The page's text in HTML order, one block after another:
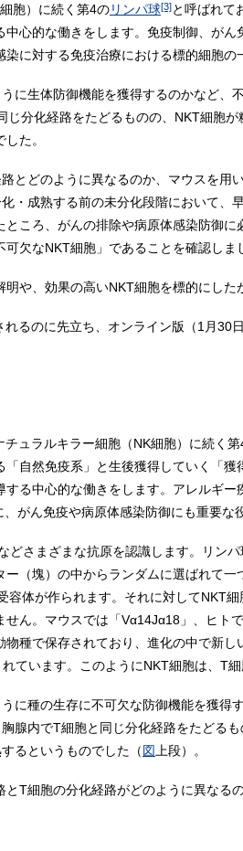
胞）に続く第4のリンパ球[3]と呼ばれて
心的な働きをします。免疫制御、がん
に対する免疫治療における標的細胞の
に生体防御機能を獲得するのかなど、
じ分化経路をたどるものの、NKT細胞
た。
とどのように異なるのか、マウスを用
・成熟する前の未分化段階において、
ころ、がんの排除や病原体感染防御に
欠なNKT細胞」であることを確認しま
や、効果の高いNKT細胞を標的にした
れるのに先立ち、オンライン版（1月30
ュラルキラー細胞（NK細胞）に続く
自然免疫系」と生後獲得していく「
る中心的な働きをします。アレルギー
がん免疫や病原体感染防御にも重要な
さまざまな抗原を認識します。リン
（塊）の中からランダムに選ばれて
体が作られます。それに対してNKT
ん。マウスでは「Vα14Jα18」、ヒト
種で保存されており、進化の中で新
ています。このようにNKT細胞は、T
に種の生存に不可欠な防御機能を獲得
腺内でT細胞と同じ分化経路をたどる
るというものでした（図 上段）。
T細胞の分化経路がどのように異なる